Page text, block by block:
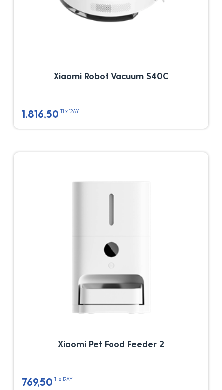
Xiaomi Robot Vacuum S40C
1.816,50 TLx 12AY
Xiaomi Pet Food Feeder 2
769,50 TLx 12AY